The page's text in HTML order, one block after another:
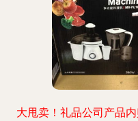
大甩卖！礼品公司产品